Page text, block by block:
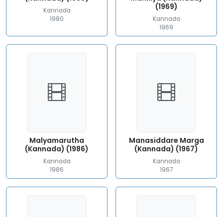
Kannada
1980
(1969)
Kannada
1969
Malyamarutha
(Kannada) (1986)
Kannada
1986
Manasiddare Marga
(Kannada) (1967)
Kannada
1967